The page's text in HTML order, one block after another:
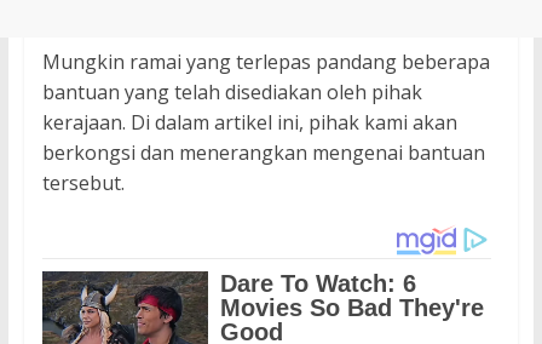
Mungkin ramai yang terlepas pandang beberapa
bantuan yang telah disediakan oleh pihak
kerajaan. Di dalam artikel ini, pihak kami akan
berkongsi dan menerangkan mengenai bantuan
tersebut.